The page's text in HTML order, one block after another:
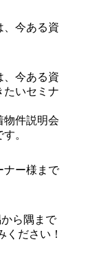
、今ある資
、今ある資
たいセミナ
物件説明会
。
ナー様まで
ら隅まで
ださい！